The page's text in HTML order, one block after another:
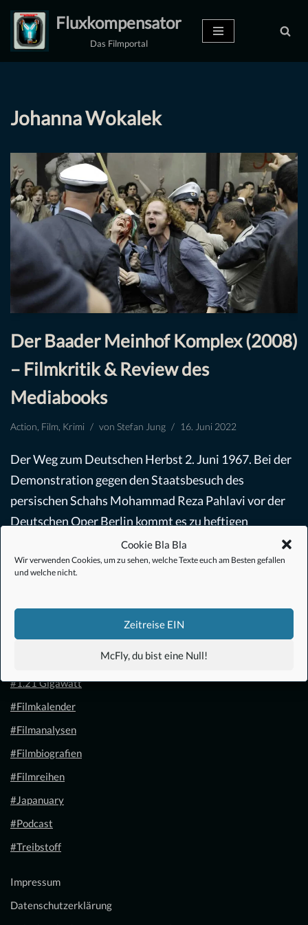
Cookie Bla Bla
Wir verwenden Cookies, um zu sehen, welche Texte euch am Besten gefallen
und welche nicht.
Zeitreise EIN
McFly, du bist eine Null!
Zum
Inhalt
Fluxkompensator
Das Filmportal
Johanna Wokalek
Der Baader Meinhof Komplex (2008)
– Filmkritik & Review des
Mediabooks
Action Film Krimi von Stefan Jung 16. Juni 2022
Der Weg zum Deutschen Herbst 2. Juni 1967. Bei der
Demonstration gegen den Staatsbesuch des
persischen Schahs Mohammad Reza Pahlavi vor der
Deutschen Oper Berlin kommt es zu heftigen
Weiterlesen »
#1.21 Gigawatt
#Filmkalender
#Filmanalysen
#Filmbiografien
#Filmreihen
#Japanuary
#Podcast
#Treibstoff
Impressum
Datenschutzerklärung